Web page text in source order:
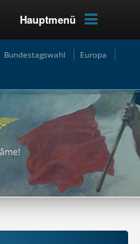
Hauptmenü
Bundestagswahl
Europa